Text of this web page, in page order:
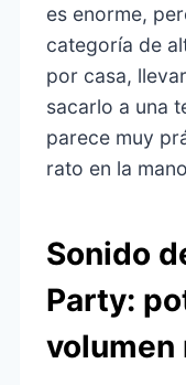
es enorme,
categoría de
por casa,
sacarlo a una
parece muy
rato en la
Sonido
Party:
volumen